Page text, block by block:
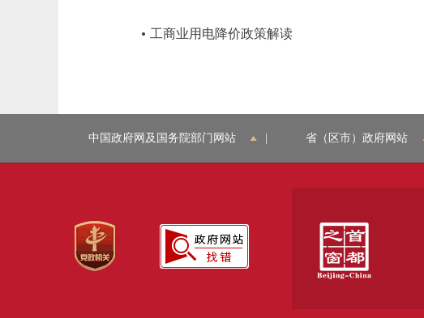
工商业用电降价政策解读
中国政府网及国务院部门网站 省（区市）政府网站